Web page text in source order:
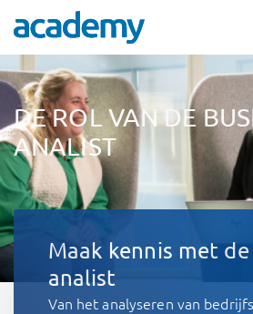
DE ROL VAN DE
ANALIST
Maak kennis met
analist
Van het analyseren van